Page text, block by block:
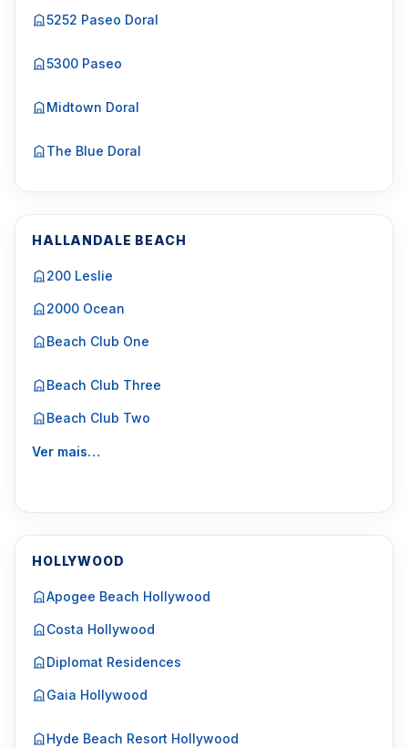
5252 Paseo Doral
5300 Paseo
Midtown Doral
The Blue Doral
HALLANDALE BEACH
200 Leslie
2000 Ocean
Beach Club One
Beach Club Three
Beach Club Two
Ver mais…
HOLLYWOOD
Apogee Beach Hollywood
Costa Hollywood
Diplomat Residences
Gaia Hollywood
Hyde Beach Resort Hollywood